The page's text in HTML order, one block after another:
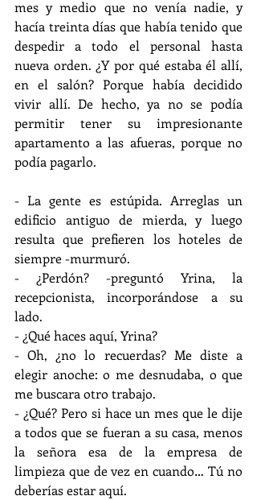
mes y medio que no venía nadie, y
hacía treinta días que había tenido que
despedir a todo el personal hasta
nueva orden. ¿Y por qué estaba él allí,
en el salón? Porque había decidido
vivir allí. De hecho, ya no se podía
permitir tener su impresionante
apartamento a las afueras, porque no
podía pagarlo.
- La gente es estúpida. Arreglas un
edificio antiguo de mierda, y luego
resulta que prefieren los hoteles de
siempre -murmuró.
- ¿Perdón? -preguntó Yrina, la
recepcionista, incorporándose a su
lado.
- ¿Qué haces aquí, Yrina?
- Oh, ¿no lo recuerdas? Me diste a
elegir anoche: o me desnudaba, o que
me buscara otro trabajo.
- ¿Qué? Pero si hace un mes que le dije
a todos que se fueran a su casa, menos
la señora esa de la empresa de
limpieza que de vez en cuando… Tú no
deberías estar aquí.